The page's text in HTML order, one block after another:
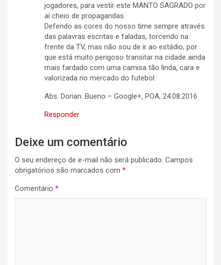
jogadores, para vestir este MANTO SAGRADO por
aí cheio de propagandas.
Defendo as cores do nosso time sempre através
das palavras escritas e faladas, torcendo na
frente da TV, mas não sou de ir ao estádio, por
que está muito perigoso transitar na cidade ainda
mais fardado com uma camisa tão linda, cara e
valorizada no mercado do futebol.
Abs. Dorian. Bueno – Google+, POA, 24.08.2016
Responder
Deixe um comentário
O seu endereço de e-mail não será publicado. Campos
obrigatórios são marcados com *
Comentário *